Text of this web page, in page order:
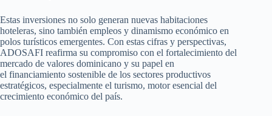
Estas inversiones no solo generan nuevas habitaciones
hoteleras, sino también empleos y dinamismo económico en
polos turísticos emergentes. Con estas cifras y perspectivas,
ADOSAFI reafirma su compromiso con el fortalecimiento del
mercado de valores dominicano y su papel en
el financiamiento sostenible de los sectores productivos
estratégicos, especialmente el turismo, motor esencial del
crecimiento económico del país.